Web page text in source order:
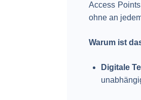
Access
ohne an
Warum ist
Digitale